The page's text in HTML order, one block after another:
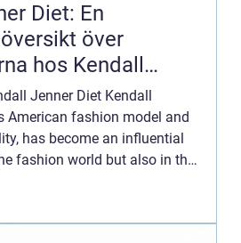
Diet: En
över
hos Kendall
Jenner Diet Kendall
American fashion model and
has become an influential
fashion world but also in the